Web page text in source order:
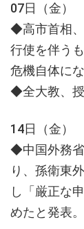
07日（金）
◆高市首相
行使を伴う
危機自体に
◆全大教、授
14日（金）
◆中国外務
り、孫衛東
し「厳正な
めたと発表。